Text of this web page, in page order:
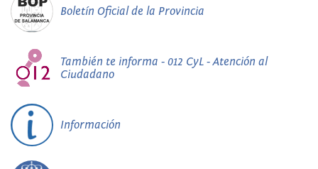
Boletín Oficial de la Provincia
También te informa - 012 CyL - Atención al
Ciudadano
Información